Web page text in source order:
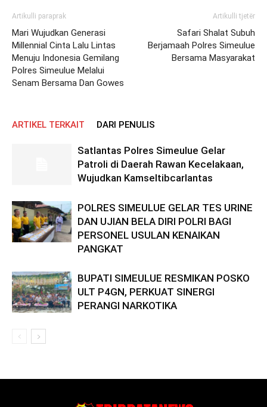
Artikulli paraprak
Mari Wujudkan Generasi
Millennial Cinta Lalu Lintas
Menuju Indonesia Gemilang
Polres Simeulue Melalui
Senam Bersama Dan Gowes
Artikulli tjetër
Safari Shalat Subuh
Berjamaah Polres Simeulue
Bersama Masyarakat
ARTIKEL TERKAIT DARI PENULIS
Satlantas Polres Simeulue Gelar
Patroli di Daerah Rawan Kecelakaan,
Wujudkan Kamseltibcarlantas
POLRES SIMEULUE GELAR TES URINE
DAN UJIAN BELA DIRI POLRI BAGI
PERSONEL USULAN KENAIKAN
PANGKAT
BUPATI SIMEULUE RESMIKAN POSKO
ULT P4GN, PERKUAT SINERGI
PERANGI NARKOTIKA